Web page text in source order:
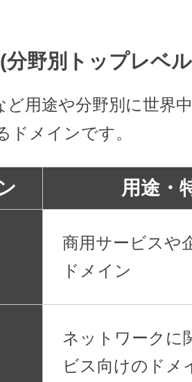
分野別トップレベ
ど用途や分野別に世界
ドメインです。
用途・
商用サービスや
ドメイン
ネットワークに
ビス向けのドメ